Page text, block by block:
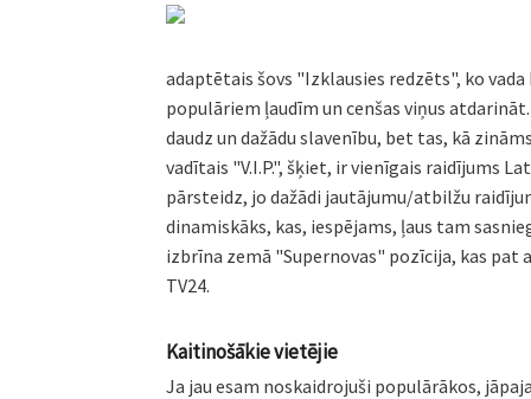
adaptētais šovs "Izklausies redzēts", ko
populāriem ļaudīm un cenšas viņus
daudz un dažādu slavenību, bet tas, kā
vadītais "V.I.P.", šķiet, ir vienīgais raidījums
pārsteidz, jo dažādi jautājumu/atbilžu
dinamiskāks, kas, iespējams, ļaus tam
izbrīna zemā "Supernovas" pozīcija, kas
TV24.
Kaitinošākie vietējie
Ja jau esam noskaidrojuši populārākos,